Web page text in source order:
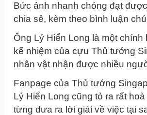
Bức ảnh nhanh chóng đạt
chia sẻ, kèm theo bình luận
Ông Lý Hiển Long là một
kế nhiệm của cựu Thủ tướng
nhân vật nhận được nhiều
Fanpage của Thủ tướng
Lý Hiển Long cũng tỏ ra rất
từng đưa ra lời giải về việc tại